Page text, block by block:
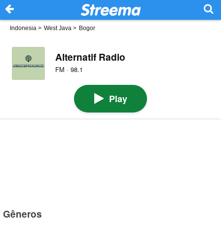
Indonesia > West Java > Bogor
Alternatif Radio
FM · 98.1
Play
Gêneros